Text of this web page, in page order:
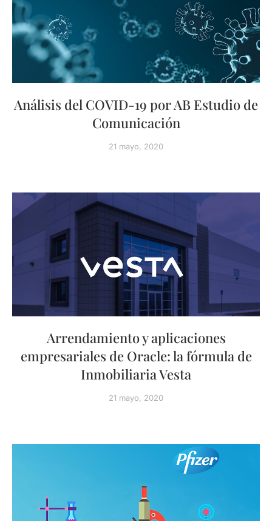
Análisis del COVID-19 por AB Estudio de
Comunicación
21 mayo, 2020
Arrendamiento y aplicaciones
empresariales de Oracle: la fórmula de
Inmobiliaria Vesta
21 mayo, 2020